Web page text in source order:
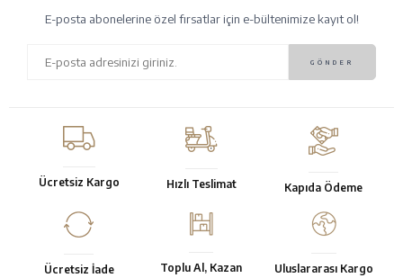
E-posta abonelerine özel fırsatlar için e-bültenimize kayıt ol!
Ücretsiz Kargo Hızlı Teslimat Kapıda Ödeme
Ücretsiz İade Toplu Al, Kazan Uluslararası Kargo